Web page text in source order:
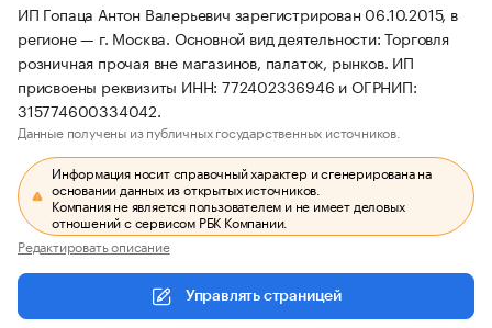
ИП Гопаца Антон Валерьевич зарегистрирован 06.10.2015, в
регионе — г. Москва. Основной вид деятельности: Торговля
розничная прочая вне магазинов, палаток, рынков. ИП
присвоены реквизиты ИНН: 772402336946 и ОГРНИП:
315774600334042.
Данные получены из публичных государственных источников.
Информация носит справочный характер и сгенерирована на
основании данных из открытых источников.
Компания не является пользователем и не имеет деловых
отношений с сервисом РБК Компании.
Редактировать описание
Управлять страницей